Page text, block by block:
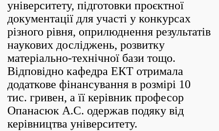
університету, підготовки проєктної
документації для участі у конкурсах
різного рівня, оприлюднення результатів
наукових досліджень, розвитку
матеріально-технічної бази тощо.
Відповідно кафедра ЕКТ отримала
додаткове фінансування в розмірі 10
тис. гривен, а її керівник професор
Опанасюк А.С. одержав подяку від
керівництва університету.